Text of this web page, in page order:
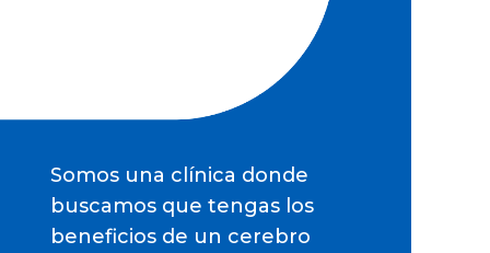
Somos una clínica donde
buscamos que tengas los
beneficios de un cerebro